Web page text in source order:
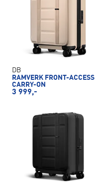
DB
RAMVERK FRONT-ACCESS
CARRY-ON
3 999,-